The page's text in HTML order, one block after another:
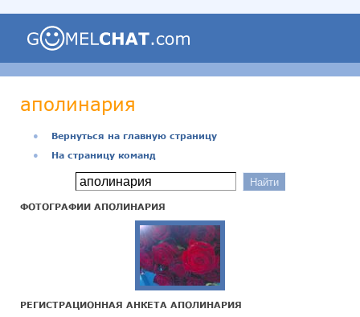
аполинария
●
Вернуться на главную страницу
●
На страницу команд
ФОТОГРАФИИ АПОЛИНАРИЯ
РЕГИСТРАЦИОННАЯ АНКЕТА АПОЛИНАРИЯ